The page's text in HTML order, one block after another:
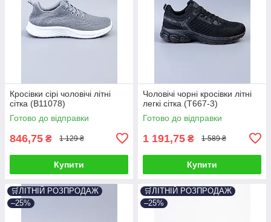
Кросівки сірі чоловічі літні
сітка (B11078)
Готово до відправки
846,75 ₴ 1 129 ₴
Купити
Чоловічі чорні кросівки літні
легкі сітка (T667-3)
Готово до відправки
1 191,75 ₴ 1 589 ₴
Купити
🛒ЛІТНІЙ РОЗПРОДАЖ
–25%
🛒ЛІТНІЙ РОЗПРОДАЖ
–25%